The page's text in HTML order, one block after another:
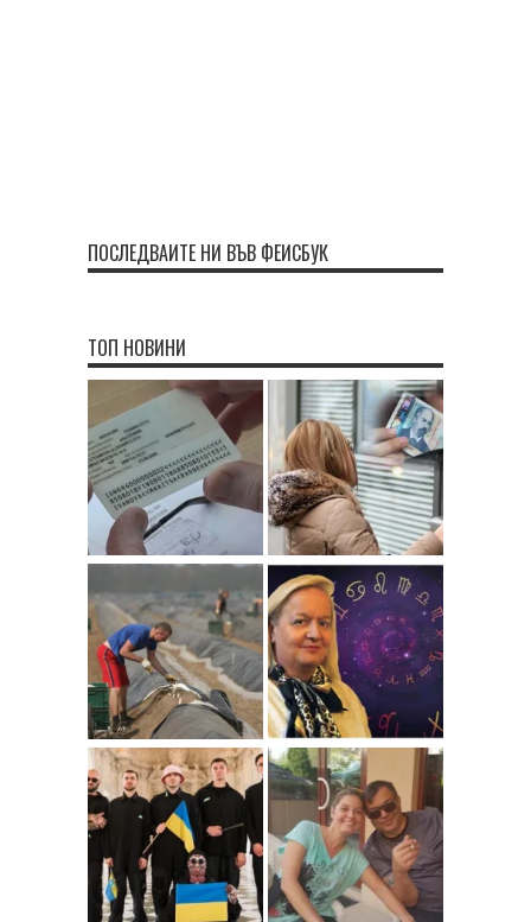
ПОСЛЕДВАЙТЕ НИ ВЪВ ФЕЙСБУК
ТОП НОВИНИ